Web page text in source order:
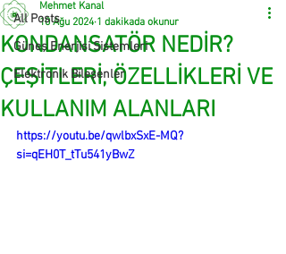
All Posts
Güneş Enerjisi Sistemleri
Elektronik Bileşenler
KONDANSATÖR NEDİR?
ÇEŞİTLERİ, ÖZELLİKLERİ VE
KULLANIM ALANLARI
Mehmet Kanal
10 Ağu 2024 1 dakikada okunur
https://youtu.be/qwlbxSxE-MQ?
si=qEH0T_tTu541yBwZ